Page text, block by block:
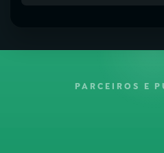
PARCEIROS E